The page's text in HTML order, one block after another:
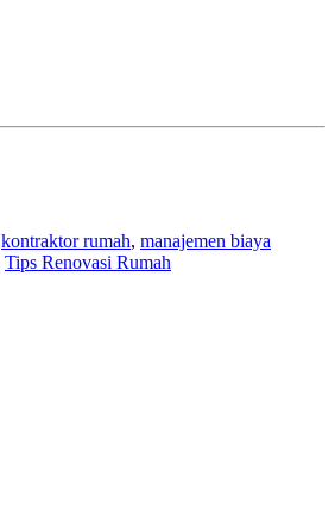
kontraktor rumah, manajemen biaya
Tips Renovasi Rumah